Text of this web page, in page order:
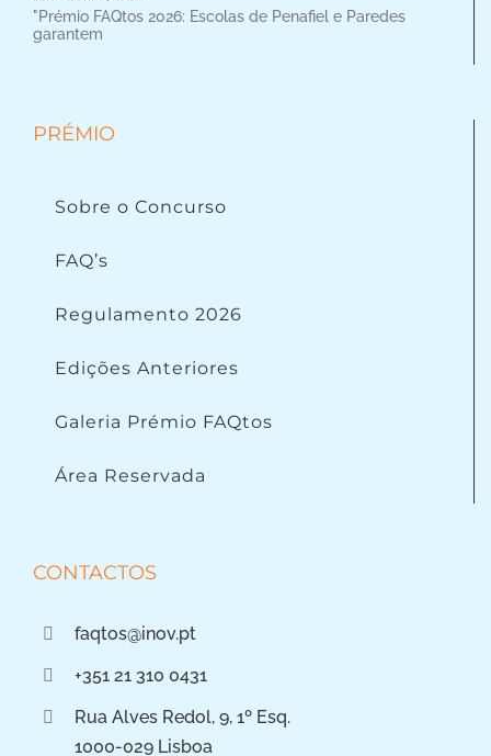
"Prémio FAQtos 2026: Escolas de Penafiel e Paredes
garantem
PRÉMIO
Sobre o Concurso
FAQ’s
Regulamento 2026
Edições Anteriores
Galeria Prémio FAQtos
Área Reservada
CONTACTOS
faqtos@inov.pt
+351 21 310 0431
Rua Alves Redol, 9, 1º Esq.
1000-029 Lisboa